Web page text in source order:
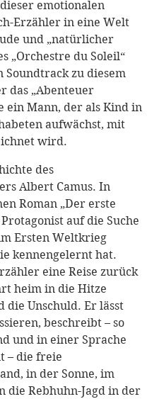
emotionalen
Erzähler in eine Welt
und „natürlicher
„Orchestre du Soleil“
zu diesem
das „Abenteuer
ein Mann, der als Kind in
aufwächst, mit
wird.
des
Albert Camus. In
Roman „Der erste
auf die Suche
Ersten Weltkrieg
kennengelernt hat.
eine Reise zurück
heim in die Hitze
die Unschuld. Er lässt
beschreibt – so
und in einer Sprache
– die freie
in der Sonne, im
die Rebhuhn-Jagd in der